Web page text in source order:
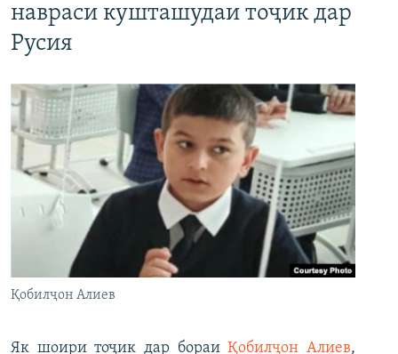
навраси кушташудаи тоҷик дар
Русия
Қобилҷон Алиев
Як шоири тоҷик дар бораиҚобилҷон Алиев,